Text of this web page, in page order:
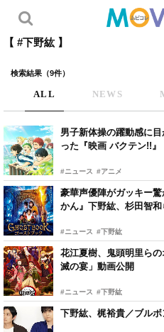
【 #下野紘 】
検索結果（9件）
ALL NEWS
男子新体操の躍動感に
った『映画 バクテン!!』
#ニュース #アニメ
豪華声優陣がガッキー
かん』下野紘、杉田智和
#ニュース #下野紘
花江夏樹、鬼頭明里ら
滅の宴」動画公開
#ニュース #下野紘
下野紘、梶裕貴／ブル